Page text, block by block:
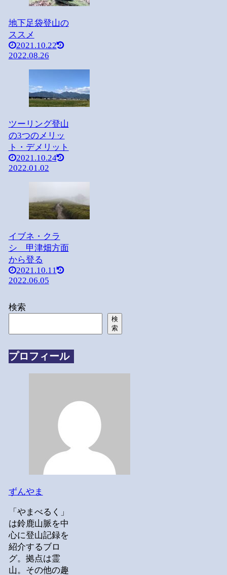
地下足袋登山の
ススメ
2021.10.22
2022.08.26
ツーリング登山
の3つのメリッ
ト・デメリット
2021.10.24
2022.01.02
イブネ・クラ
シ 甲津畑方面
から登る
2021.10.11
2022.06.05
検索
検
索
プロフィール
ずんやま
「やまべるく」
は鈴鹿山脈を中
心に登山記録を
紹介するブロ
グ。拠点は霊
山。その他の趣